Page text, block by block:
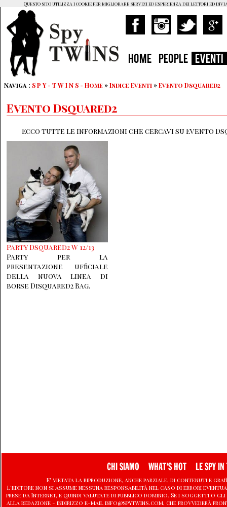
HOME PEOPLE EVENTI
Naviga : S P Y - T W I N S - Home »Indice Eventi »Evento Dsquared2
Evento Dsquared2
Ecco tutte le informazioni che cercavi su Evento
Party Dsquared2 W 12/13
Party per la
presentazione ufficiale
della nuova linea di
borse Disquared2 Bag.
CHI SIAMO WHAT'S HOT LE SPY IN
E' vietata la riproduzione, anche parziale, di contenuti e
L'editore non si assume nessuna responsabilità nel caso di errori
prese da Internet, e quindi valutate di pubblico dominio. Se i soggetti
alla redazione - indirizzo e-mail info@spytwins.com, che provvederà
Questo sito utilizza i cookie per migliorare servizi ed esperienza dei lettori ed